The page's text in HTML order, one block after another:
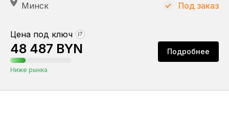
Минск
Цена под ключ ?
48 487 BYN
Ниже рынка
Подробнее
Под заказ